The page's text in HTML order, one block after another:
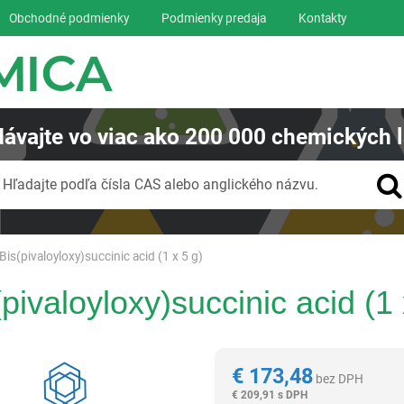
acid (1 x 5 g)
acid (1
€173,48 bez DPH
€ 209,91 s DPH
Obchodné podmienky Podmienky predaja Kontakty
vo viac ako200 000 chemických
Hľadajte podľa čísla CAS alebo anglického názvu.